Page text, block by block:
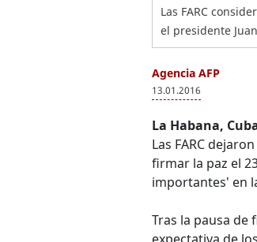
Las FARC
el presidente
Agencia AFP
13.01.2016
La Habana,
Las FARC
firmar la paz el
importantes' en
Tras la pausa de